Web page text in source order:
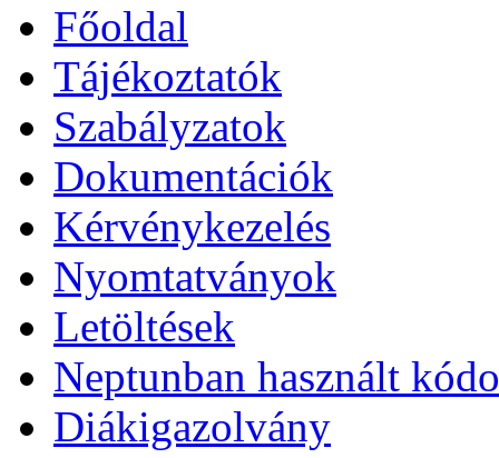
Főoldal
Tájékoztatók
Szabályzatok
Dokumentációk
Kérvénykezelés
Nyomtatványok
Letöltések
Neptunban használt
Diákigazolvány